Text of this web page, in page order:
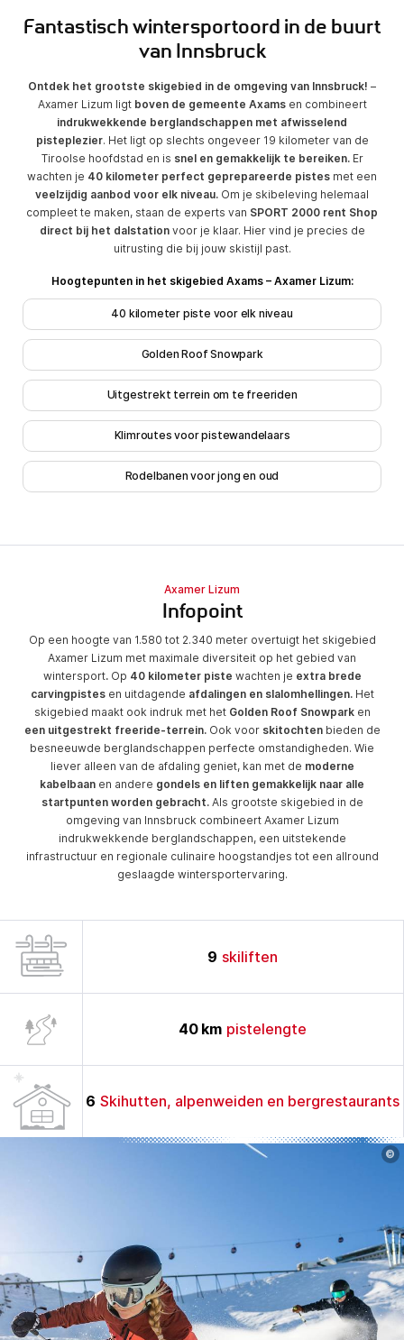
Fantastisch wintersportoord in de buurt
van Innsbruck
Ontdek het grootste skigebied in de omgeving van Innsbruck! –
Axamer Lizum ligt boven de gemeente Axamsen combineert
indrukwekkende berglandschappen met afwisselend
pisteplezier. Het ligt op slechts ongeveer 19 kilometer van de
Tiroolse hoofdstad en is snel en gemakkelijk te bereiken.Er
wachten je 40 kilometer perfect geprepareerde pistes met een
veelzijdig aanbod voor elk niveau. Om je skibeleving helemaal
compleet te maken, staan de experts van SPORT 2000 rent Shop
direct bij het dalstationvoor je klaar. Hier vind je precies de
uitrusting die bij jouw skistijl past.
Hoogtepunten in het skigebied Axams – Axamer Lizum:
40 kilometer piste voor elk niveau
Golden Roof Snowpark
Uitgestrekt terrein om te freeriden
Klimroutes voor pistewandelaars
Rodelbanen voor jong en oud
Axamer Lizum
Infopoint
Op een hoogte van 1.580 tot 2.340 meter overtuigt het skigebied
Axamer Lizum met maximale diversiteit op het gebied van
wintersport.Op 40 kilometer piste wachten je extra brede
carvingpistesen uitdagende afdalingen en slalomhellingen.Het
skigebied maakt ook indruk met het Golden Roof Snowpark en
een uitgestrekt freeride-terrein.Ook voor skitochtenbieden de
besneeuwde berglandschappen perfecte omstandigheden. Wie
liever alleen van de afdaling geniet, kan met de moderne
kabelbaan en andere gondels en liften gemakkelijk naar alle
startpunten worden gebracht. Als grootste skigebied in de
omgeving van Innsbruck combineert Axamer Lizum
indrukwekkende berglandschappen, een uitstekende
infrastructuur en regionale culinaire hoogstandjes tot een allround
geslaagde wintersportervaring.
9 skiliften
40 km pistelengte
6 Skihutten, alpenweiden en bergrestaurants
©